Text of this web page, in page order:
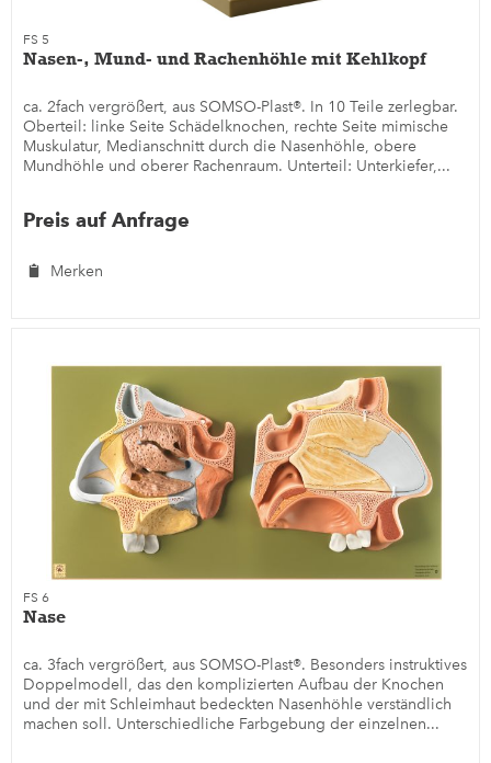
FS 5
Nasen-, Mund- und Rachenhöhle mit Kehlkopf
ca. 2fach vergrößert, aus SOMSO-Plast®. In 10 Teile zerlegbar.
Oberteil: linke Seite Schädelknochen, rechte Seite mimische
Muskulatur, Medianschnitt durch die Nasenhöhle, obere
Mundhöhle und oberer Rachenraum. Unterteil: Unterkiefer,...
Preis auf Anfrage
Merken
FS 6
Nase
ca. 3fach vergrößert, aus SOMSO-Plast®. Besonders instruktives
Doppelmodell, das den komplizierten Aufbau der Knochen
und der mit Schleimhaut bedeckten Nasenhöhle verständlich
machen soll. Unterschiedliche Farbgebung der einzelnen...